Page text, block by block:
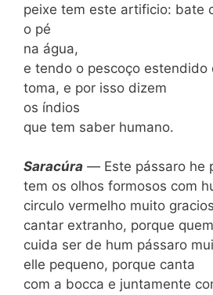
peixe tem este artificio: bate
o pé
na água,
e tendo o pescoço estendido
toma, e por isso dizem
os índios
que tem sa­ber humano.
Saracúra —Este pássaro he
tem os olhos formosos com
circulo vermelho muito
cantar extranho, porque
cuida ser de hum pássaro
elle pequeno, porque canta
com a bocca e juntamente